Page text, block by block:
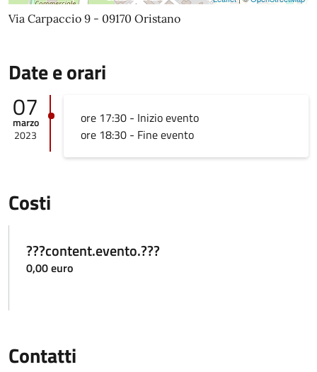
Via Carpaccio 9 - 09170 Oristano
Date e orari
07
marzo
2023
ore 17:30 - Inizio evento
ore 18:30 - Fine evento
Costi
???content.evento.???
0,00 euro
Contatti